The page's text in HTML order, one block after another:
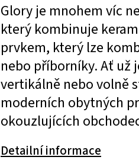
Glory je mnohem víc
který kombinuje
prvkem, který lze
nebo příborníky. Ať už
vertikálně nebo volně
moderních obytných
okouzlujících
Detailní informace